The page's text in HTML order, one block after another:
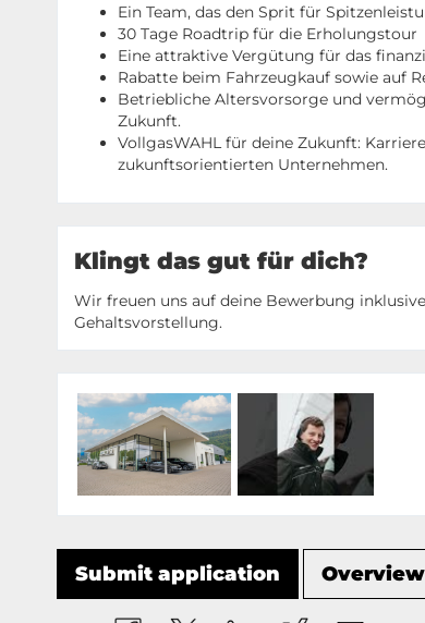
Ein Team, das den Sprit für
30 Tage Roadtrip für die Erholungstour
Eine attraktive Vergütung für das
Rabatte beim Fahrzeugkauf sowie auf
Betriebliche Altersvorsorge und
Zukunft.
VollgasWAHL für deine Zukunft:
zukunftsorientierten Unternehmen.
Klingt das gut für dich?
Wir freuen uns auf deine Bewerbung
Gehaltsvorstellung.
Submit application Overview